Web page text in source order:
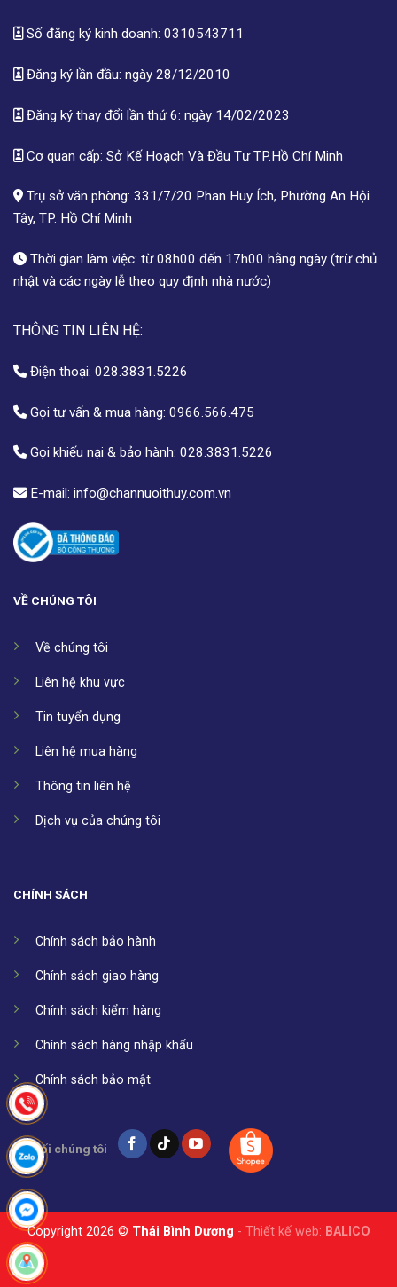
Số đăng ký kinh doanh: 0310543711
Đăng ký lần đầu: ngày 28/12/2010
Đăng ký thay đổi lần thứ 6: ngày 14/02/2023
Cơ quan cấp: Sở Kế Hoạch Và Đầu Tư TP.Hồ Chí Minh
Trụ sở văn phòng: 331/7/20 Phan Huy Ích, Phường An Hội
Tây, TP. Hồ Chí Minh
Thời gian làm việc: từ 08h00 đến 17h00 hằng ngày (trừ chủ
nhật và các ngày lễ theo quy định nhà nước)
THÔNG TIN LIÊN HỆ:
Điện thoại: 028.3831.5226
Gọi tư vấn & mua hàng: 0966.566.475
Gọi khiếu nại & bảo hành: 028.3831.5226
E-mail: info@channuoithuy.com.vn
VỀ CHÚNG TÔI
Về chúng tôi
Liên hệ khu vực
Tin tuyển dụng
Liên hệ mua hàng
Thông tin liên hệ
Dịch vụ của chúng tôi
CHÍNH SÁCH
Chính sách bảo hành
Chính sách giao hàng
Chính sách kiểm hàng
Chính sách hàng nhập khẩu
Chính sách bảo mật
Kết nối chúng tôi
Copyright 2026 © Thái Bình Dương - Thiết kế web: BALICO